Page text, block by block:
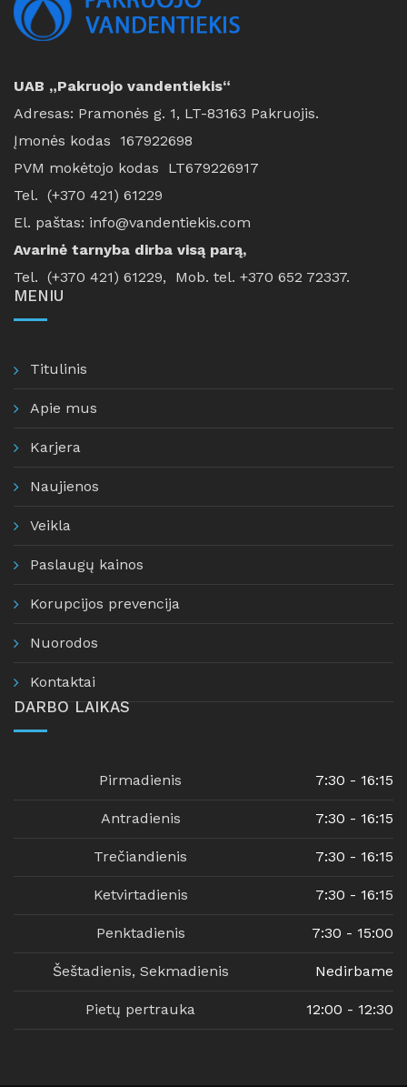
UAB „Pakruojo vandentiekis“
Adresas: Pramonės g. 1, LT-83163 Pakruojis.
Įmonės kodas 167922698
PVM mokėtojo kodas LT679226917
Tel. (+370 421) 61229
El. paštas: info@vandentiekis.com
Avarinė tarnyba dirba visą parą,
Tel. (+370 421) 61229, Mob. tel. +370 652 72337.
MENIU
Titulinis
Apie mus
Karjera
Naujienos
Veikla
Paslaugų kainos
Korupcijos prevencija
Nuorodos
Kontaktai
DARBO LAIKAS
Pirmadienis 7:30 - 16:15
Antradienis 7:30 - 16:15
Trečiandienis 7:30 - 16:15
Ketvirtadienis 7:30 - 16:15
Penktadienis 7:30 - 15:00
Šeštadienis, Sekmadienis Nedirbame
Pietų pertrauka 12:00 - 12:30